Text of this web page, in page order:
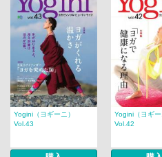
Yogini（ヨギーニ）
Vol.43
Yogini（ヨギー
Vol.42